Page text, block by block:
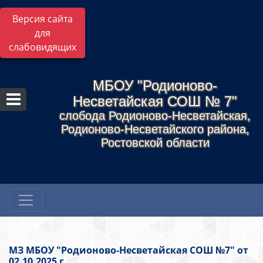
Версия сайта
для
слабовидящих
МБОУ "Родионово-
Несветайская СОШ № 7"
слобода Родионово-Несветайская,
Родионово-Несветайского района,
Ростовской области
МЗ МБОУ "Родионово-Несветайская СОШ №7" от